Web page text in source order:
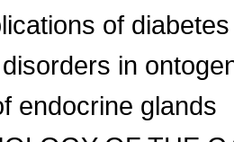
of
in
endocrine glands